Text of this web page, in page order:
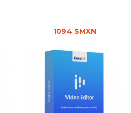
1094 $MXN